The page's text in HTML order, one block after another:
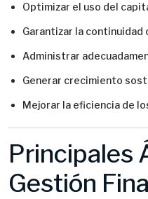
Optimizar el uso del
Garantizar la continuidad
Administrar
Generar crecimiento
Mejorar la eficiencia de
Principales
Gestión